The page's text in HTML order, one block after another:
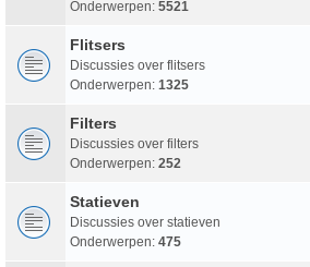
Onderwerpen: 5521
Flitsers
Discussies over flitsers
Onderwerpen: 1325
Filters
Discussies over filters
Onderwerpen: 252
Statieven
Discussies over statieven
Onderwerpen: 475